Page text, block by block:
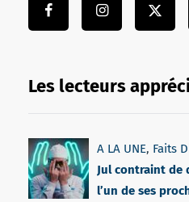
Les lecteurs
A LA UNE, Faits
Jul contraint de
l’un de ses